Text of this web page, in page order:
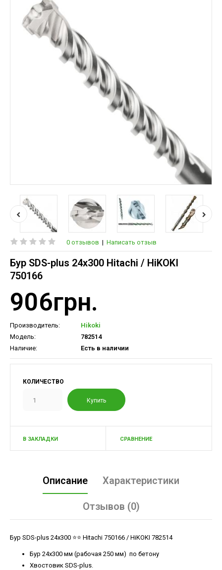
0 отзывов | Написать отзыв
Бур SDS-plus 24х300 Hitachi / HiKOKI
750166
906грн.
Производитель:
Hikoki
Модель:
782514
Наличие:
Есть в наличии
КОЛИЧЕСТВО
В ЗАКЛАДКИ СРАВНЕНИЕ
Описание Характеристики
Отзывов (0)
Бур SDS-plus 24х300 ⭐️⭐️ Hitachi 750166 / HiKOKI 782514
Бур 24х300 мм (рабочая 250 мм) по бетону
Хвостовик SDS-plus.